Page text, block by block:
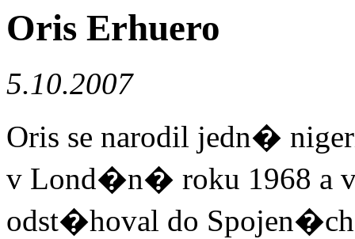
Oris Erhuero
5.10.2007
Oris se narodil jedn�
v Lond�n� roku 1968 a v
odst�hoval do